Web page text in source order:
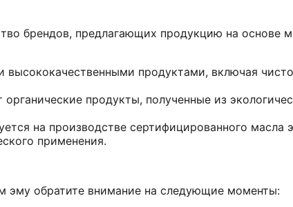
брендов, предлагающих продукцию на основе
высококачественными продуктами, включая
органические продукты, полученные из
на производстве сертифицированного масла
применения.
эму обратите внимание на следующие моменты: